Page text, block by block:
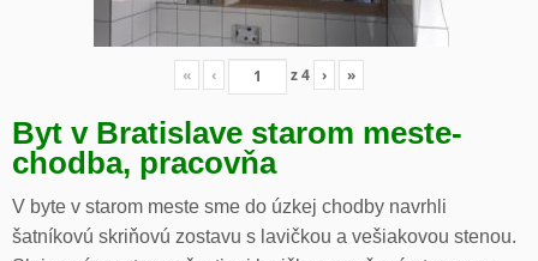
« ‹ z4 › »
Byt v Bratislave starom meste-
chodba, pracovňa
V byte v starom meste sme do úzkej chodby navrhli
šatníkovú skriňovú zostavu s lavičkou a vešiakovou stenou.